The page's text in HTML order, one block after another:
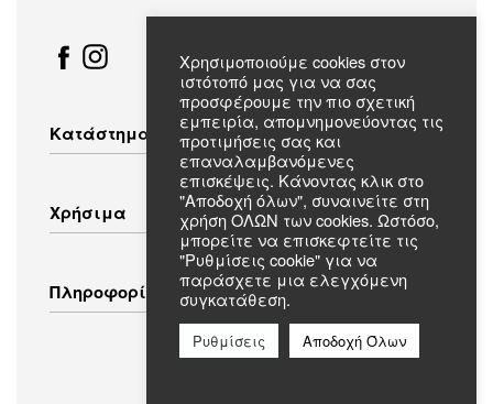
Κατάστημα
Λευκές Συσκευές
Οικιακός Εξοπλισμός
Ενδύματα
Χρήσιμα
Τρόποι Αποστολής
Τρόποι Πληρωμής
Πολιτική Επιστροφών
Πολιτική Απορρήτου
Πληροφορίες
Συχνές Ερωτήσεις
Χρησιμοποιούμε cookies στον
ιστότοπό μας για να σας
προσφέρουμε την πιο σχετική
εμπειρία, απομνημονεύοντας τις
προτιμήσεις σας και
επαναλαμβανόμενες
επισκέψεις. Κάνοντας κλικ στο
"Αποδοχή όλων", συναινείτε στη
χρήση ΟΛΩΝ των cookies. Ωστόσο,
μπορείτε να επισκεφτείτε τις
"Ρυθμίσεις cookie" για να
παράσχετε μια ελεγχόμενη
συγκατάθεση.
Ρυθμίσεις Αποδοχή Όλων